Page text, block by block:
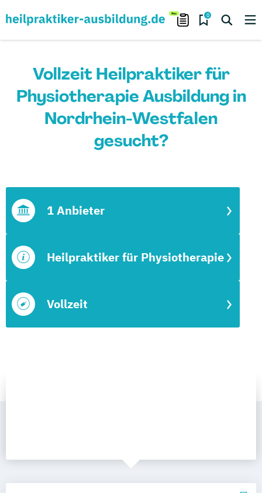
0
Vollzeit Heilpraktiker für
Physiotherapie Ausbildung in
Nordrhein-Westfalen
gesucht?
Vollzeit
Heilpraktiker für Physiotherapie
1 Anbieter